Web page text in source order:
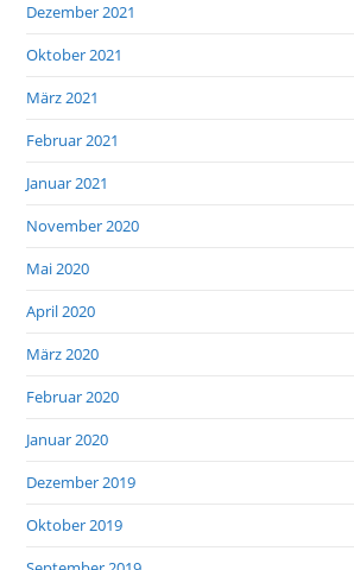
Dezember 2021
Oktober 2021
März 2021
Februar 2021
Januar 2021
November 2020
Mai 2020
April 2020
März 2020
Februar 2020
Januar 2020
Dezember 2019
Oktober 2019